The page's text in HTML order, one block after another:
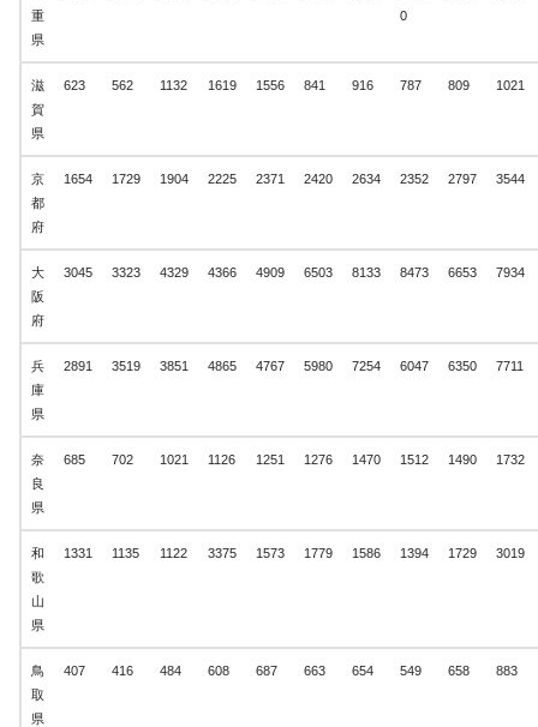
重
県
0
滋
賀
県
623 562 1132 1619 1556 841 916 787 809 1021
京
都
府
1654 1729 1904 2225 2371 2420 2634 2352 2797 3544
大
阪
府
3045 3323 4329 4366 4909 6503 8133 8473 6653 7934
兵
庫
県
2891 3519 3851 4865 4767 5980 7254 6047 6350 7711
奈
良
県
685 702 1021 1126 1251 1276 1470 1512 1490 1732
和
歌
山
県
1331 1135 1122 3375 1573 1779 1586 1394 1729 3019
鳥
取
県
407 416 484 608 687 663 654 549 658 883